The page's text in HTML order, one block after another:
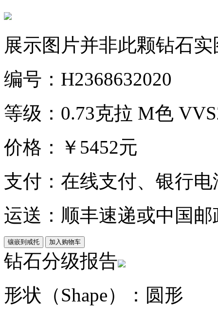
展示图片并非此颗钻石实
编号：H2368632020
等级：0.73克拉 M色
价格：￥5452元
支付：在线支付、银行电
运送：顺丰速递或中国
钻石分级报告
形状（Shape）：圆形